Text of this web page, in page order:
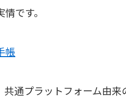
です。
帳
通プラットフォーム由来